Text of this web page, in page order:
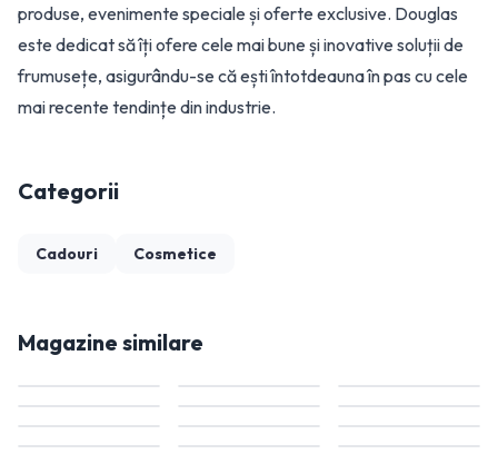
produse, evenimente speciale și oferte exclusive. Douglas
este dedicat să îți ofere cele mai bune și inovative soluții de
frumusețe, asigurându-se că ești întotdeauna în pas cu cele
mai recente tendințe din industrie.
Categorii
Cadouri Cosmetice
Magazine similare